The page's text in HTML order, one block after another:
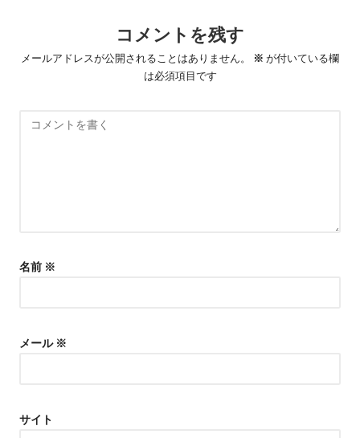
ョ
コメントを残す
メールアドレスが公開されることはありません。 ※ が付いている欄
は必須項目です
名前 ※
メール ※
サイト